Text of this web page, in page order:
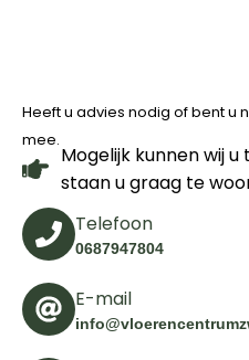
Heeft u advies nodig of bent u
mee.
Mogelijk kunnen wij
staan u graag te
Telefoon
0687947804
E-mail